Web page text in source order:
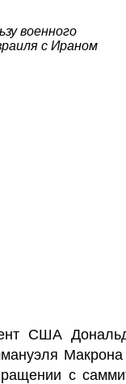
военного
с Ираном
США
с